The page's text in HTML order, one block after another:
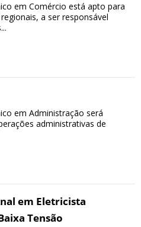
em Comércio está apto para
a ser responsável
em Administração será
administrativas de
em Eletricista
Tensão